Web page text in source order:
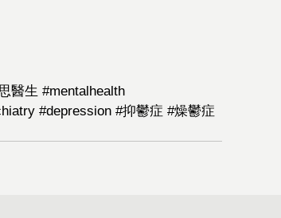
醫生 #mentalhealth
#depression #抑鬱症 #燥鬱症